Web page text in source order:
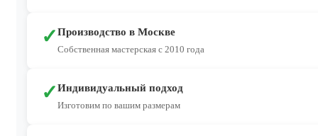
✓Производство в Москве
Собственная мастерская с 2010 года
✓Индивидуальный подход
Изготовим по вашим размерам